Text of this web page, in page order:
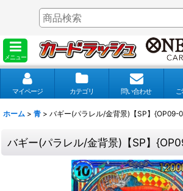
メニュー
マイページ カテゴリ 問い合わせ
ホーム > 青 > バギー(パラレル/金背景)【SP】{OP09-
バギー(パラレル/金背景)【SP】